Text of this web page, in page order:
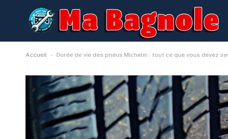
Accueil - Durée de vie des pneus Michelin : tout ce que vous devez